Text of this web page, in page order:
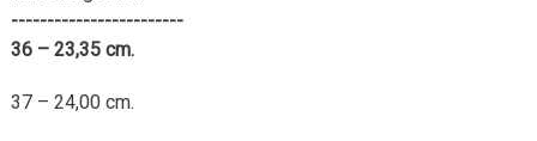
------------------------
36 – 23,35 cm.
37 – 24,00 cm.